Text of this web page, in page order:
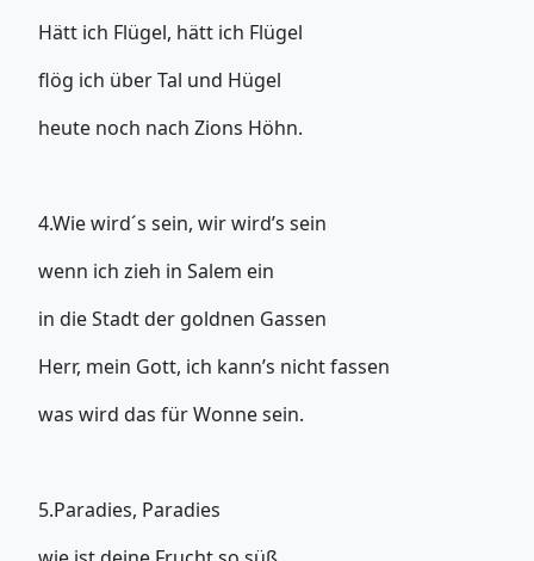
Hätt ich Flügel, hätt ich Flügel
flög ich über Tal und Hügel
heute noch nach Zions Höhn.
4.Wie wird´s sein, wir wird’s sein
wenn ich zieh in Salem ein
in die Stadt der goldnen Gassen
Herr, mein Gott, ich kann’s nicht fassen
was wird das für Wonne sein.
5.Paradies, Paradies